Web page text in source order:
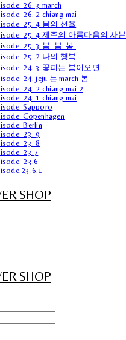
26. 3 march
26. 2 chiang mai
25. 4 봄의 선율
25. 4 제주의 아름다움의 사본
25. 3 봄. 봄. 봄.
25. 2 나의 행복
24. 3 꽃피는 봄이오면
24. jeju 는 march 봄
24. 2 chiang mai 2
24. 1 chiang mai
Sapporo
Copenhagen
Berlin
23. 9
23. 8
23.7
23.6
SHOP
SHOP